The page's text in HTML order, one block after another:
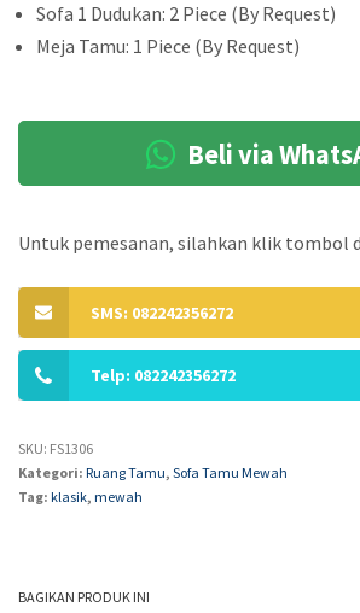
Sofa 1 Dudukan: 2 Piece (By Request)
Meja Tamu: 1 Piece (By Request)
Beli via
Untuk pemesanan, silahkan klik tombol
SMS: 082242356272
Telp: 082242356272
SKU: FS1306
Kategori: Ruang Tamu, Sofa Tamu Mewah
Tag: klasik, mewah
BAGIKAN PRODUK INI